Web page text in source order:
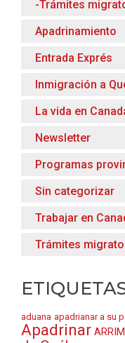
-Trámites
Apadrinamiento
Entrada Exprés
Inmigración a
La vida en
Newsletter
Programas
Sin categorizar
Trabajar en
Trámites
aduana apadrianar a su
Apadrinar